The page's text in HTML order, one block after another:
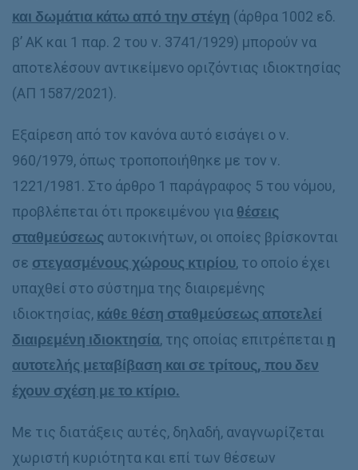
και δωμάτια κάτω από την στέγη (άρθρα 1002 εδ.
β’ ΑΚ και 1 παρ. 2 του ν. 3741/1929) μπορούν να
αποτελέσουν αντικείμενο οριζόντιας ιδιοκτησίας
(ΑΠ 1587/2021).
Εξαίρεση από τον κανόνα αυτό εισάγει ο ν.
960/1979, όπως τροποποιήθηκε με τον ν.
1221/1981. Στο άρθρο 1 παράγραφος 5 του νόμου,
προβλέπεται ότι προκειμένου για θέσεις
σταθμεύσεως αυτοκινήτων, οι οποίες βρίσκονται
σε στεγασμένους χώρους κτιρίου, το οποίο έχει
υπαχθεί στο σύστημα της διαιρεμένης
ιδιοκτησίας, κάθε θέση σταθμεύσεως αποτελεί
διαιρεμένη ιδιοκτησία, της οποίας επιτρέπεται η
αυτοτελής μεταβίβαση και σε τρίτους, που δεν
έχουν σχέση με το κτίριο.
Με τις διατάξεις αυτές, δηλαδή, αναγνωρίζεται
χωριστή κυριότητα και επί των θέσεων